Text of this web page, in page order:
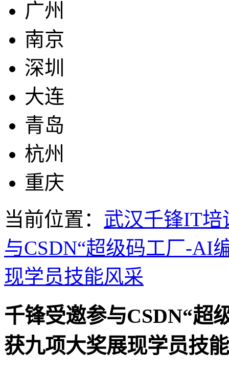
广州
南京
深圳
大连
青岛
杭州
重庆
当前位置： 武汉千锋IT培
与CSDN“超级码工厂-AI
现学员技能风采
千锋受邀参与CSDN“超
获九项大奖展现学员技